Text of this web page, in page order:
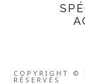
COPYRIGHT ©
RÉSERVÉS